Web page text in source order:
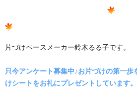
ノ
片づけペースメーカー鈴木るる子です。
只今アンケート募集中♪お片づけの第一
けシートをお礼にプレゼントしています。